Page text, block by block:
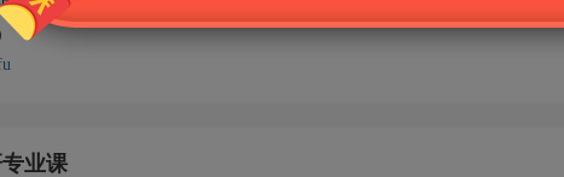
题，请联系客服：
业课